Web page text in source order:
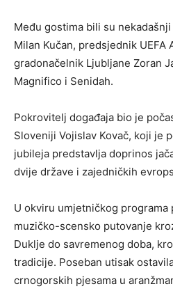
Među gostima bili su
Milan Kučan, predsjednik UEFA
gradonačelnik Ljubljane Zoran
Magnifico i Senidah.
Pokrovitelj događaja bio je
Sloveniji Vojislav Kovač, koji je
jubileja predstavlja doprinos
dvije države i zajedničkih
U okviru umjetničkog programa
muzičko-scensko putovanje
Duklje do savremenog doba,
tradicije. Poseban utisak
crnogorskih pjesama u